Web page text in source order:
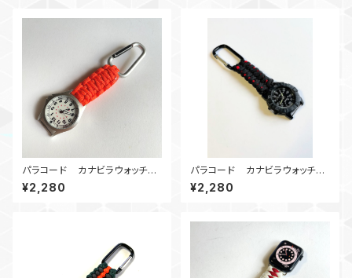
パラコード カナビラウォッチ
KC_OR
¥2,280
パラコード カナビラウォッチ
FishtailBelly_BR
¥2,280